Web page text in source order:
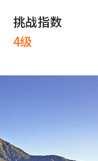
挑战指数
4级